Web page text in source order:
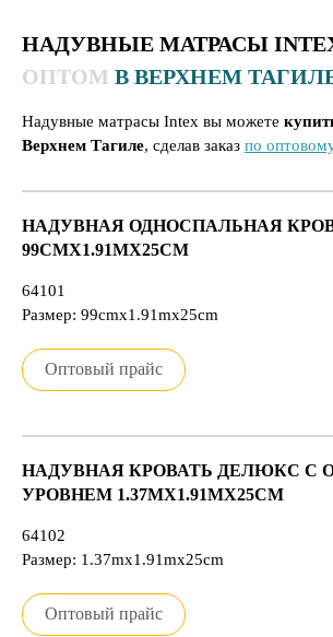
НАДУВНЫЕ МАТРАСЫ
ОПТОМ В ВЕРХНЕМ
Надувные матрасы Intex вы можете
Верхнем Тагиле, сделав заказ по
НАДУВНАЯ ОДНОСПАЛЬНАЯ
99CMX1.91MX25CM
64101
Размер: 99cmx1.91mx25cm
Оптовый прайс
НАДУВНАЯ КРОВАТЬ ДЕЛЮКС С
УРОВНЕМ 1.37MX1.91MX25CM
64102
Размер: 1.37mx1.91mx25cm
Оптовый прайс